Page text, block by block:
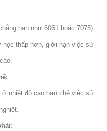
hạn như 6061 hoặc 7075),
học thấp hơn, giới hạn việc sử
nhiệt độ cao hạn chế việc sử